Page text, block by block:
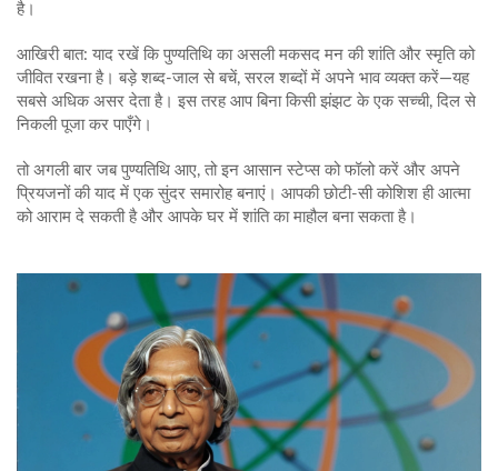
है।
आखिरी बात: याद रखें कि पुण्यतिथि का असली मकसद मन की शांति और स्मृति को
जीवित रखना है। बड़े शब्द‑जाल से बचें, सरल शब्दों में अपने भाव व्यक्त करें—यह
सबसे अधिक असर देता है। इस तरह आप बिना किसी झंझट के एक सच्ची, दिल से
निकली पूजा कर पाएँगे।
तो अगली बार जब पुण्यतिथि आए, तो इन आसान स्टेप्स को फॉलो करें और अपने
प्रियजनों की याद में एक सुंदर समारोह बनाएं। आपकी छोटी‑सी कोशिश ही आत्मा
को आराम दे सकती है और आपके घर में शांति का माहौल बना सकता है।